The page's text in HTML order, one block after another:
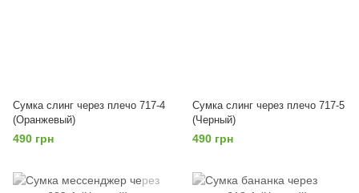
Сумка слинг через плечо 717-4
(Оранжевый)
490 грн
Сумка слинг через плечо 717-5
(Черный)
490 грн